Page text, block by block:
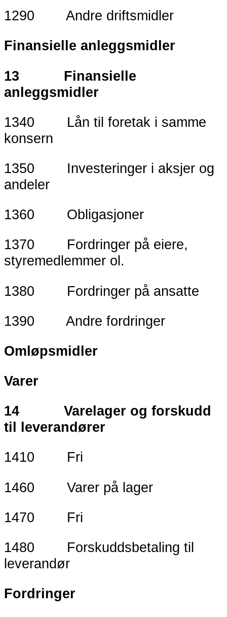
1290 Andre driftsmidler
Finansielle anleggsmidler
13 Finansielle
anleggsmidler
1340 Lån til foretak i samme
konsern
1350 Investeringer i aksjer og
andeler
1360 Obligasjoner
1370 Fordringer på eiere,
styremedlemmer ol.
1380 Fordringer på ansatte
1390 Andre fordringer
Omløpsmidler
Varer
14 Varelager og forskudd
til leverandører
1410 Fri
1460 Varer på lager
1470 Fri
1480 Forskuddsbetaling til
leverandør
Fordringer